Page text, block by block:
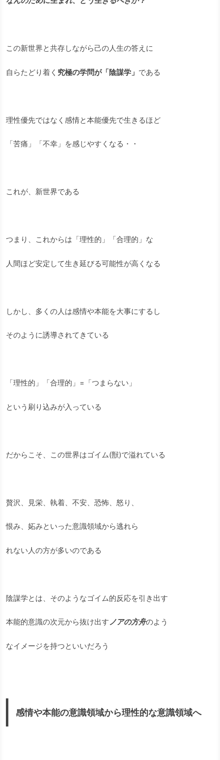
この新世界と共存しながら己の人生の答えに
自らたどり着く 究極の学問が「陰謀学」 である
理性優先ではなく感情と本能優先で生きるほど
「苦痛」「不幸」を感じやすくなる・・
これが、新世界である
つまり、これからは「理性的」「合理的」な
人間ほど安定して生き延びる可能性が高くなる
しかし、多くの人は感情や本能を大事にするし
そのように誘導されてきている
「理性的」「合理的」=「つまらない」
という刷り込みが入っている
だからこそ、この世界はゴイム(獣)で溢れている
贅沢、見栄、執着、不安、恐怖、怒り、
恨み、妬みといった意識領域から逃れら
れない人の方が多いのである
陰謀学とは、そのようなゴイム的反応を引き出す
本能的意識の次元から抜け出すノアの方舟のよう
なイメージを持つといいだろう
感情や本能の意識領域から理性的な意識領域へ